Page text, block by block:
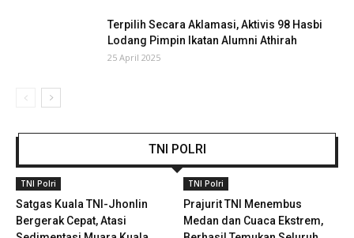
Terpilih Secara Aklamasi, Aktivis 98 Hasbi
Lodang Pimpin Ikatan Alumni Athirah
25 April 2025
TNI POLRI
TNI Polri
Satgas Kuala TNI-Jhonlin
Bergerak Cepat, Atasi
TNI Polri
Prajurit TNI Menembus
Medan dan Cuaca Ekstrem,